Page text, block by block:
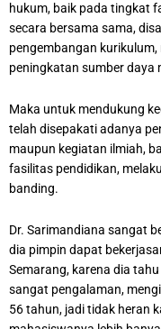
hukum, baik pada tingkat
secara bersama sama,
pengembangan
peningkatan sumber daya
Maka untuk mendukung
telah disepakati adanya
maupun kegiatan ilmiah,
fasilitas pendidikan,
banding.
Dr. Sarimandiana sangat
dia pimpin dapat
Semarang, karena dia
sangat pengalaman,
56 tahun, jadi tidak heran